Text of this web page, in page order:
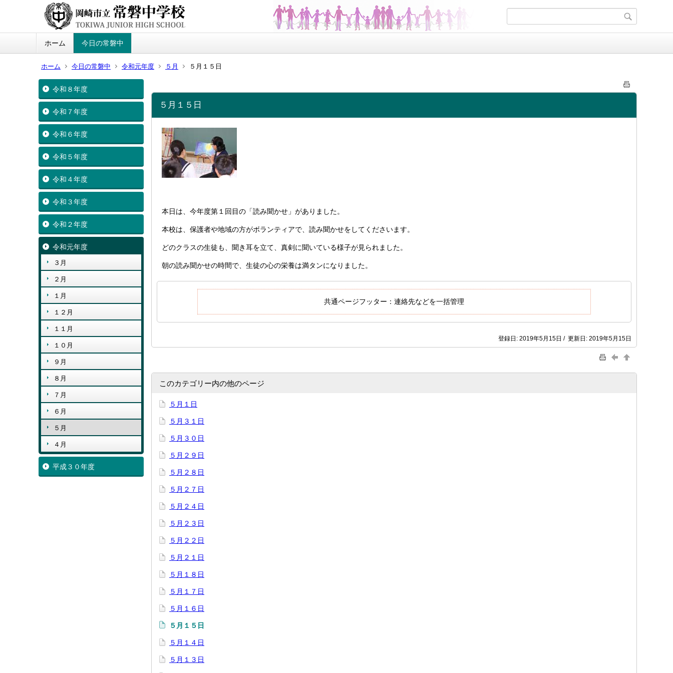
ホーム 今日の常磐中
ホーム 今日の常磐中 令和元年度 ５月 ５月１５日
令和８年度
令和７年度
令和６年度
令和５年度
令和４年度
令和３年度
令和２年度
令和元年度
３月
２月
１月
１２月
１１月
１０月
９月
８月
７月
６月
５月
４月
平成３０年度
５月１５日
本日は、今年度第１回目の「読み聞かせ」がありました。
本校は、保護者や地域の方がボランティアで、読み聞かせをしてくださいます。
どのクラスの生徒も、聞き耳を立て、真剣に聞いている様子が見られました。
朝の読み聞かせの時間で、生徒の心の栄養は満タンになりました。
共通ページフッター：連絡先などを一括管理
登録日: 2019年5月15日 / 更新日: 2019年5月15日
このカテゴリー内の他のページ
５月１日
５月３１日
５月３０日
５月２９日
５月２８日
５月２７日
５月２４日
５月２３日
５月２２日
５月２１日
５月１８日
５月１７日
５月１６日
５月１５日
５月１４日
５月１３日